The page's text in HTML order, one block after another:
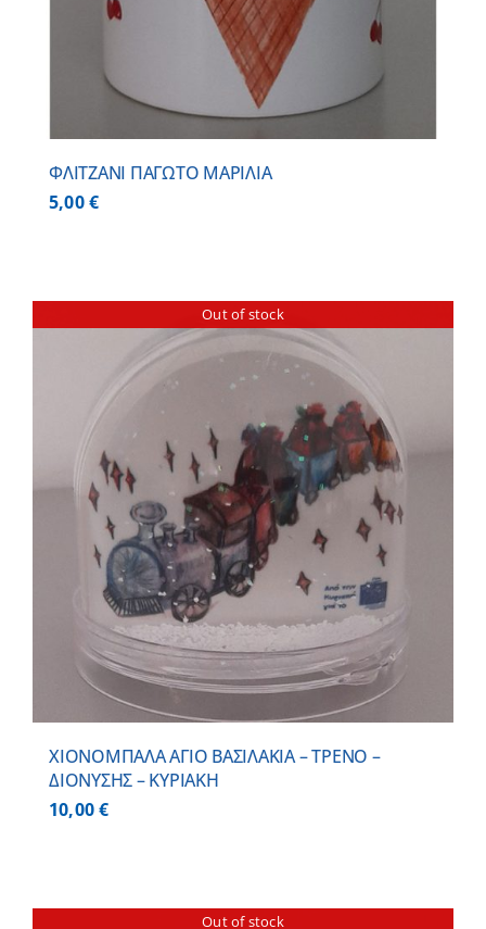
ΦΛΙΤΖΑΝΙ ΠΑΓΩΤΟ ΜΑΡΙΛΙΑ
5,00€
Out of stock
ΧΙΟΝΟΜΠΑΛΑ ΑΓΙΟ ΒΑΣΙΛΑΚΙΑ – ΤΡΕΝΟ –
ΔΙΟΝΥΣΗΣ – ΚΥΡΙΑΚΗ
10,00€
Out of stock